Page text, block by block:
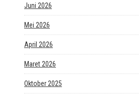
Juni 2026
Mei 2026
April 2026
Maret 2026
Oktober 2025